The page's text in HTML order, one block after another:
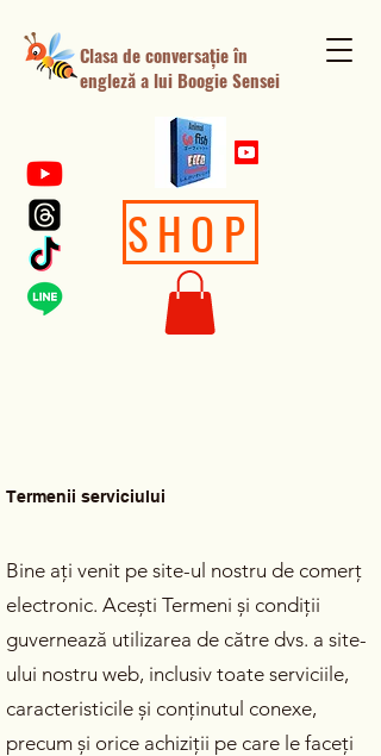
Clasa de conversație în
engleză a lui Boogie Sensei
SHOP
Termenii serviciului
Bine ați venit pe site-ul nostru de comerț
electronic. Acești Termeni și condiții
guvernează utilizarea de către dvs. a site-
ului nostru web, inclusiv toate serviciile,
caracteristicile și conținutul conexe,
precum și orice achiziții pe care le faceți